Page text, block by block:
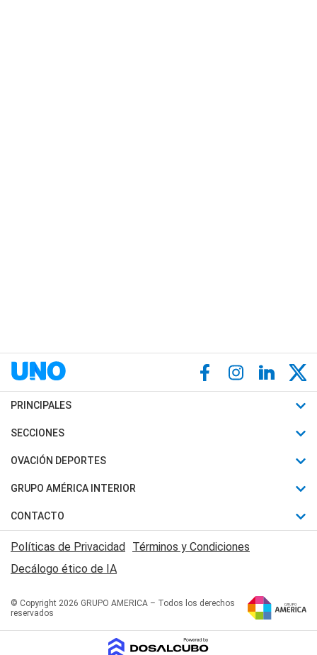
PRINCIPALES
Últimas Noticias
Política
Judiciales
Economia
SECCIONES
Horóscopo
Motores
Trucos caseros
Series y Películas
Edictos y Solicitadas
OVACIÓN DEPORTES
Fútbol
Mundial
Automovilismo
Rugby
Básquet
GRUPO AMÉRICA INTERIOR
Canal 7 en Vivo
San Juan 8
CONTACTO
Acerca de Nosotros
Contactanos
Políticas de Privacidad Términos y Condiciones
Decálogo ético de IA
© Copyright 2026 GRUPO AMERICA – Todos los derechos
reservados